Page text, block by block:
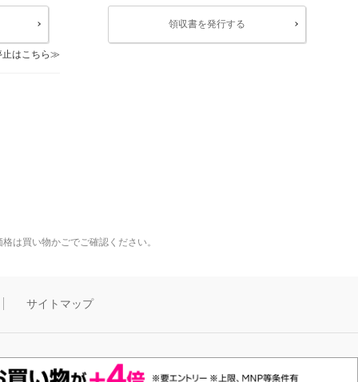
はこちら
領収書を発行する
は買い物かごでご確認ください。
サイトマップ